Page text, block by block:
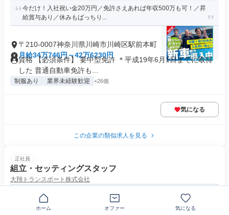
今だけ！入社祝い金20万円／免許さえあれば年収500万も可！／昇
給賞与あり／休みもばっちり...
〒210-0007神奈川県川崎市川崎区駅前本町
月給34万746円～42万6230円
資格 【必須条件】 要中型免許 ＊平成19年6月1日までに取得
した 普通自動車免許も...
制服あり 業界未経験歓迎 +26個
気になる
この企業の類似求人を見る
正社員
組立・セッティングスタッフ
大翔トランスポート株式会社
【引越し業や配送経験が活きる】年収600万以上可能／転勤なし／
チーム制で安心
ホーム オファー 気になる